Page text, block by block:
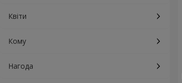
Квіти
Кому
Нагода